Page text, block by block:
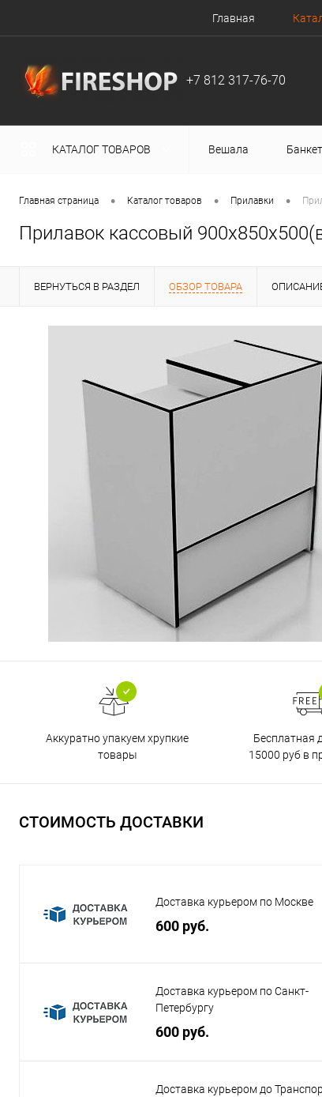
Главная
+7 812 317-76-70
КАТАЛОГ ТОВАРОВ Вешала
Главная страница • Каталог товаров • Прилавки •
Прилавок кассовый
ВЕРНУТЬСЯ В РАЗДЕЛ ОБЗОР ТОВАРА
Аккуратно упакуем хрупкие
товары
Бесплатная
15000 руб в
СТОИМОСТЬ ДОСТАВКИ
Доставка курьером по Москве
600 руб.
Доставка курьером по Санкт-
Петербургу
600 руб.
Доставка курьером до